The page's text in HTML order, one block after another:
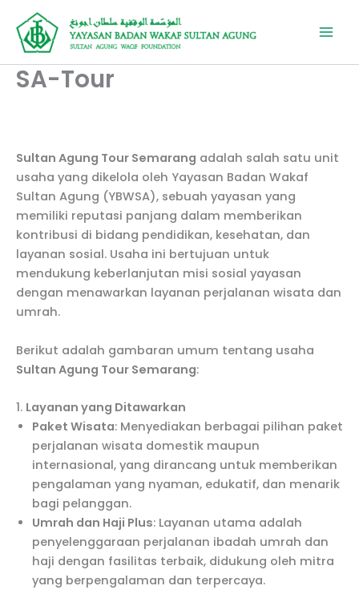
Lewati
konten
SA-Tour
Sultan Agung Tour Semarang adalah salah satu unit
usaha yang dikelola oleh Yayasan Badan Wakaf
Sultan Agung (YBWSA), sebuah yayasan yang
memiliki reputasi panjang dalam memberikan
kontribusi di bidang pendidikan, kesehatan, dan
layanan sosial. Usaha ini bertujuan untuk
mendukung keberlanjutan misi sosial yayasan
dengan menawarkan layanan perjalanan wisata dan
umrah.
Berikut adalah gambaran umum tentang usaha
Sultan Agung Tour Semarang:
1. Layanan yang Ditawarkan
Paket Wisata: Menyediakan berbagai pilihan paket
perjalanan wisata domestik maupun
internasional, yang dirancang untuk memberikan
pengalaman yang nyaman, edukatif, dan menarik
bagi pelanggan.
Umrah dan Haji Plus: Layanan utama adalah
penyelenggaraan perjalanan ibadah umrah dan
haji dengan fasilitas terbaik, didukung oleh mitra
yang berpengalaman dan terpercaya.